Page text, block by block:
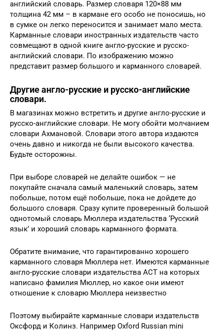
английский словарь. Размер словаря 120×88 мм
толщина 42 мм – в кармане его особо не поносишь, но
в сумке он легко переносится и занимает мало места.
Карманные словари иностранных издательств часто
совмещают в одной книге англо-русские и русско-
английский словари. По изображению можно
представит размер большого и карманного словарей.
Другие англо-русские и русско-английские
словари.
В магазинах можно встретить и другие англо-русские и
русско-английские словари. Не могу обойти молчанием
словари Ахмановой. Словари этого автора издаются
очень давно и никогда не были высокого качества.
Будьте осторожны.
При выборе словарей не делайте ошибок — не
покупайте сначала самый маленький словарь, затем
побольше, потом ещё побольше, пока не дойдете до
большого словаря. Сразу купите проверенный большой
однотомый словарь Мюллера издательства ‘Русский
язык’ и хороший словарь карманного формата.
Обратите внимание, что гарантированно хорошего
карманного словаря Мюллера нет. Имеются карманные
англо-русские словари издательства АСТ на которых
написано фамилия Мюллер, но какое они имеют
отношение к словарю Мюллера неизвестно
Поэтому выбирайте карманные словари издательств
Оксфорд и Колинз. Например Oxford Russian mini